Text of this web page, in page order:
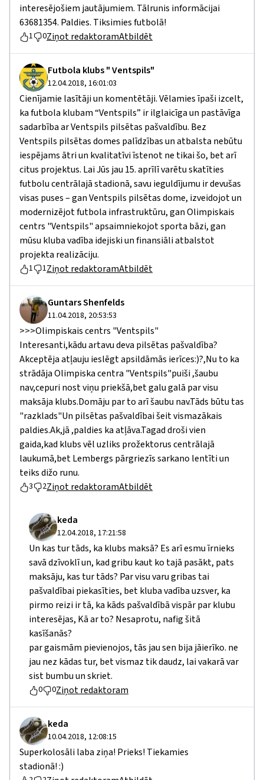
interesējošiem jautājumiem. Tālrunis informācijai
63681354. Paldies. Tiksimies futbolā!
1 0Ziņot redaktoramAtbildēt
Futbola klubs " Ventspils"
12.04.2018, 16:01:03
Cienījamie lasītāji un komentētāji. Vēlamies īpaši izcelt,
ka futbola klubam “Ventspils” ir ilglaicīga un pastāvīga
sadarbība ar Ventspils pilsētas pašvaldību. Bez
Ventspils pilsētas domes palīdzības un atbalsta nebūtu
iespējams ātri un kvalitatīvi īstenot ne tikai šo, bet arī
citus projektus. Lai Jūs jau 15. aprīlī varētu skatīties
futbolu centrālajā stadionā, savu ieguldījumu ir devušas
visas puses – gan Ventspils pilsētas dome, izveidojot un
modernizējot futbola infrastruktūru, gan Olimpiskais
centrs "Ventspils" apsaimniekojot sporta bāzi, gan
mūsu kluba vadība idejiski un finansiāli atbalstot
projekta realizāciju.
1 1Ziņot redaktoramAtbildēt
Guntars Shenfelds
11.04.2018, 20:53:53
>>>Olimpiskais centrs "Ventspils"
Interesanti,kādu artavu deva pilsētas pašvaldība?
Akceptēja atļauju ieslēgt apsildāmās ierīces:)?,Nu to ka
strādāja Olimpiska centra "Ventspils"puiši ,šaubu
nav,cepuri nost viņu priekšā,bet galu galā par visu
maksāja klubs.Domāju par to arī šaubu nav.Tāds būtu tas
"razklads"Un pilsētas pašvaldībai šeit vismazākais
paldies.Ak,jā ,paldies ka atļāva.Tagad droši vien
gaida,kad klubs vēl uzliks prožektorus centrālajā
laukumā,bet Lembergs pārgriezīs sarkano lentīti un
teiks dižo runu.
3 2Ziņot redaktoramAtbildēt
keda
12.04.2018, 17:21:58
Un kas tur tāds, ka klubs maksā? Es arī esmu īrnieks
savā dzīvoklī un, kad gribu kaut ko tajā pasākt, pats
maksāju, kas tur tāds? Par visu varu gribas tai
pašvaldībai piekasīties, bet kluba vadība uzsver, ka
pirmo reizi ir tā, ka kāds pašvaldībā vispār par klubu
interesējas, Kā ar to? Nesaprotu, nafig šitā
kasīšanās?
par gaismām pievienojos, tās jau sen bija jāierīko. ne
jau nez kādas tur, bet vismaz tik daudz, lai vakarā var
sist bumbu un skriet.
0 0Ziņot redaktoram
keda
10.04.2018, 12:08:15
Superkolosāli laba ziņa! Prieks! Tiekamies
stadionā! :)